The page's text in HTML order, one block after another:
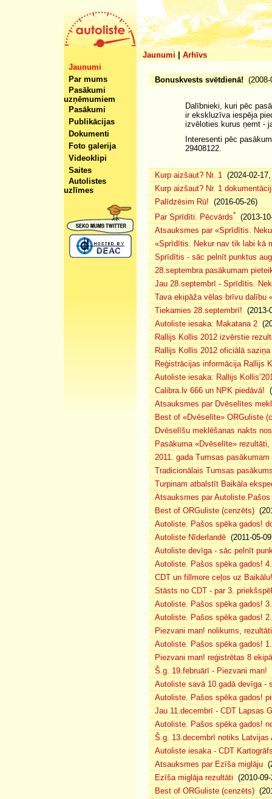
Jaunumi
Arhīvs
Jaunumi
Par mums
Pasākumi
uzņēmumiem
Pasākumi
Publikācijas
Dokumenti
Foto galerija
Videoklipi
Saites
Autolistes
uzlīmes
Bonuskvests svētdienā! (2008-
Dalībnieki, kuri pēc
ir ekskluzīva iespēja
izvēloties kurus ņemt -
Interesenti pēc
29408122.
Kurp aizšaut? Nr. 1 (2024-02-
Kurp aizšaut? Nr. 1
Palīdzēsim Rū! (2016-05-26)
Par Sprīdīti. Pēcvārds*
(2013-
Atsauksmes par «Sprīdītis.
«Sprīdītis. Nekur nav tik labi kā
Sprīdītis - sāc pelnīt punktus
28.septembra pasākumam
Jau 28.septembrī - Sprīdītis.
Tava ekipāža vēlas brīvu dalību
Tiekamies 28.septembrī! (2013-
Autoliste iesaka: Makatana 2
Rallijs Kollis 2012 izvērstie
Rallijs Kollis 2012 oficiālā saziņa
Reģistrācijas informācija Rallijs
Autoliste iesaka: Rallijs
Calibra.lv 666 un NPK piedāvā!
Atsauksmes par Dvēselītes
Best of «Dvēselīte» ORGuliste
Dvēselīšu meklēšanas nakts
Pasākuma «Dvēselīte»
2011. gada Tumsas
Tradicionālais Tumsas
Turpinam atbalstīt Baikāla
Atsauksmes par
Best of ORGuliste (cenzēts)
Autoliste. Pašos spēka gados!
Autoliste Nīderlandē (2011-05-
Autoliste devīga - sāc pelnīt
Autoliste. Pašos spēka gados!
CDT un fillmore ceļos uz Baikālu!
Stāsts no CDT - par 3.
Autoliste. Pašos spēka gados!
Autoliste. Pašos spēka gados!
Piezvani man! nolikums,
Autoliste. Pašos spēka gados!
Piezvani man! reģistrētas 8
Š.g. 19.februārī - Piezvani man!
Autoliste savā 10.gadā devīga -
Autoliste. Pašos spēka gados!
Jau 11.decembrī - CDT Lapsas
Autoliste. Pašos spēka gados!
Š.g. 13.decembrī notiks Latvijas
Autoliste iesaka - CDT
Atsauksmes par Ezīša miglāju
Ezīša miglāja rezultāti (2010-
Best of ORGuliste (cenzēts)